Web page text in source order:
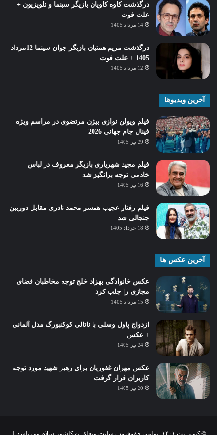
درگذشت کاوه کاویان بازیگر سینما و تلویزیون +
علت فوت
14 مرداد 1405
درگذشت مریم همتیان بازیگر جوان سینما 12مرداد
1405 + علت فوت
12 مرداد 1405
آخرین ویدیوها
فیلم ویولن نوازی بیژن مرتضوی در مراسم ویژه
فینال جام جهانی 2026
29 تیر 1405
فیلم مجید شهریاری بازیگر معروف در لباس
خادمی توجه برانگیز شد
16 تیر 1405
فیلم رفتار عجیب همسر محمد نادری مقابل دوربین
جنجالی شد
18 خرداد 1405
آخرین عکس ها
عکس خانوادگی بهزاد خلج توجه مخاطبان فضای
مجازی را جلب کرد
15 مرداد 1405
ازدواج پاول وسلی با ناتالی کوکنبورگ مدل آلمانی
+ عکس
24 تیر 1405
عکس مهران غفوریان برای رهبر شهید مورد توجه
کاربران قرار گرفت
20 تیر 1405
© کپی‌رایت ۱۴۰۱, تمامی حقوق وب سایت متعلق به کاشمر سلام می باشد |